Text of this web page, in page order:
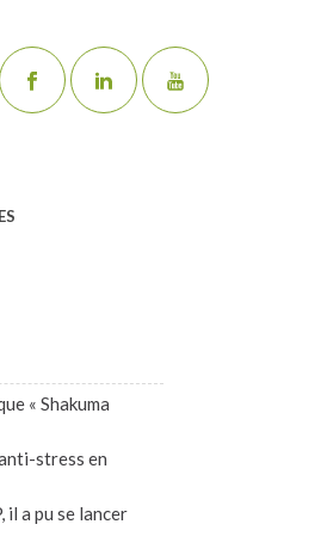
« Shakuma
stress en
il a pu se lancer